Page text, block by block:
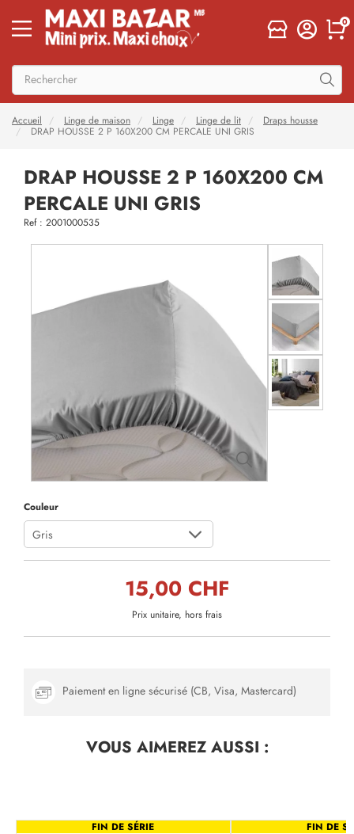
0
Accueil Linge de maison Linge Linge de lit
Draps housse
DRAP HOUSSE 2 P 160X200 CM PERCALE UNI GRIS
DRAP HOUSSE 2 P 160X200 CM
PERCALE UNI GRIS
Ref : 2001000535
Couleur
Gris
15,00 CHF
Prix unitaire, hors frais
Paiement en ligne sécurisé (CB, Visa, Mastercard)
VOUS AIMEREZAUSSI :
FIN DE SÉRIE FIN DE